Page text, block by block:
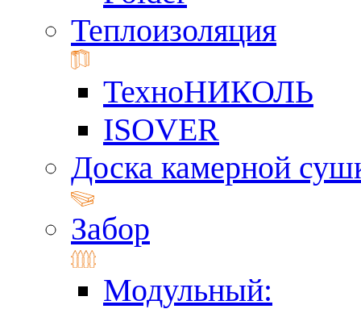
Теплоизоляция
ТехноНИКОЛЬ
ISOVER
Доска камерной
Забор
Модульный: